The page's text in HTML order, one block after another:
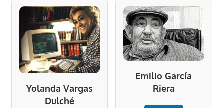
Yolanda Vargas
Dulché
Emilio García
Riera